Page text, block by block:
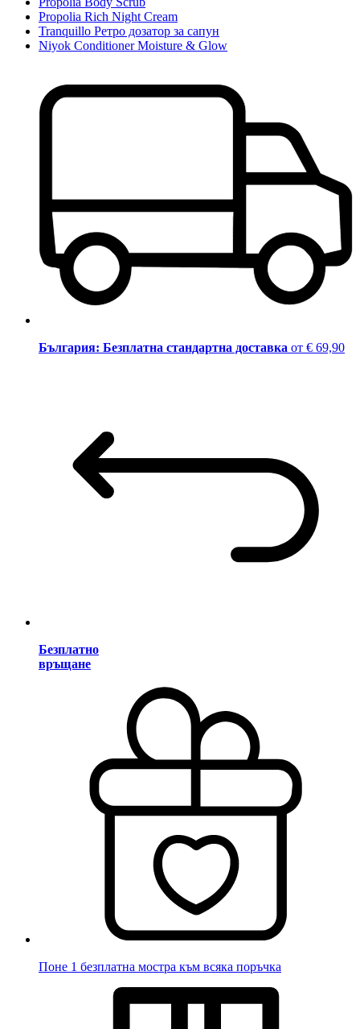
Propolia Rich Night Cream
Tranquillo Ретро дозатор за сапун
Niyok Conditioner Moisture & Glow
България: Безплатна стандартна доставка от € 69,90
Безплатно
връщане
Поне 1 безплатна мостра към всяка поръчка